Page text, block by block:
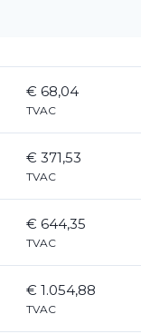
€ 68,04
TVAC
€ 371,53
TVAC
€ 644,35
TVAC
€ 1.054,88
TVAC